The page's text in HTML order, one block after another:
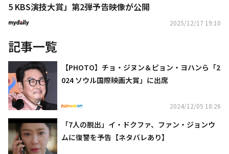
5 KBS演技大賞」第2弾予告映像が公開
2025/12/17 19:10
記事一覧
【PHOTO】チョ・ジヌン＆ピョン・ヨハンら「2
024 ソウル国際映画大賞」に出席
2024/12/05 18:26
「7人の脱出」イ・ドクファ、ファン・ジョンウ
ムに復讐を予告【ネタバレあり】